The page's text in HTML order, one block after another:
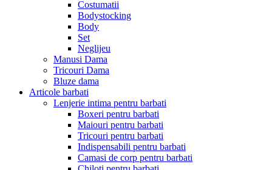
Costumatii
Bodystocking
Body
Set
Neglijeu
Manusi Dama
Tricouri Dama
Bluze dama
Articole barbati
Lenjerie intima pentru barbati
Boxeri pentru barbati
Maiouri pentru barbati
Tricouri pentru barbati
Indispensabili pentru barbati
Camasi de corp pentru barbati